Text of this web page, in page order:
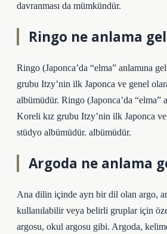
davranması da mümkündür.
Ringo ne anlama
Ringo (Japonca’da “elma” anlamına
grubu Itzy’nin ilk Japonca ve genel
albümüdür. Ringo (Japonca’da “elma”
Koreli kız grubu Itzy’nin ilk Japonca
stüdyo albümüdür. albümüdür.
Argoda ne anlama
Ana dilin içinde ayrı bir dil olan argo,
kullanılabilir veya belirli gruplar için
argosu, okul argosu gibi. Argoda,